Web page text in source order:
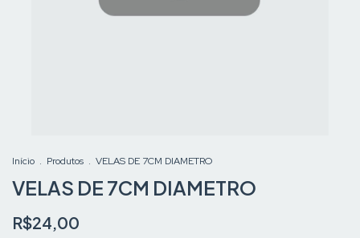
Início . Produtos . VELAS DE 7CM DIAMETRO
VELAS DE 7CM DIAMETRO
R$24,00